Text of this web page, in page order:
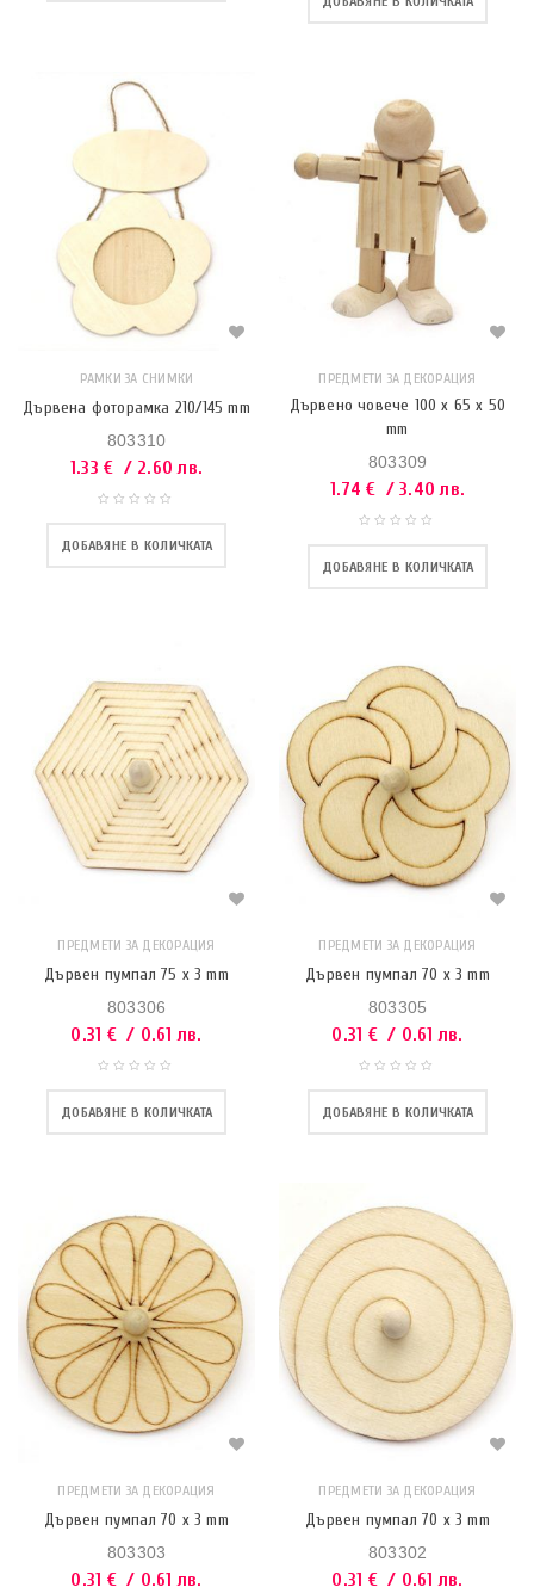
РАМКИ ЗА СНИМКИ
Дървена фоторамка 210/145 mm
803310
1.33€ / 2.60 лв.
ДОБАВЯНЕ В КОЛИЧКАТА
ПРЕДМЕТИ ЗА ДЕКОРАЦИЯ
Дървено човече 100 x 65 x 50
mm
803309
1.74€ / 3.40 лв.
ДОБАВЯНЕ В КОЛИЧКАТА
ПРЕДМЕТИ ЗА ДЕКОРАЦИЯ
Дървен пумпал 75 x 3 mm
803306
0.31 € / 0.61 лв.
ДОБАВЯНЕ В КОЛИЧКАТА
ПРЕДМЕТИ ЗА ДЕКОРАЦИЯ
Дървен пумпал 70 x 3 mm
803305
0.31 € / 0.61 лв.
ДОБАВЯНЕ В КОЛИЧКАТА
ПРЕДМЕТИ ЗА ДЕКОРАЦИЯ
Дървен пумпал 70 x 3 mm
803303
0.31 € / 0.61 лв.
ПРЕДМЕТИ ЗА ДЕКОРАЦИЯ
Дървен пумпал 70 x 3 mm
803302
0.31 € / 0.61 лв.